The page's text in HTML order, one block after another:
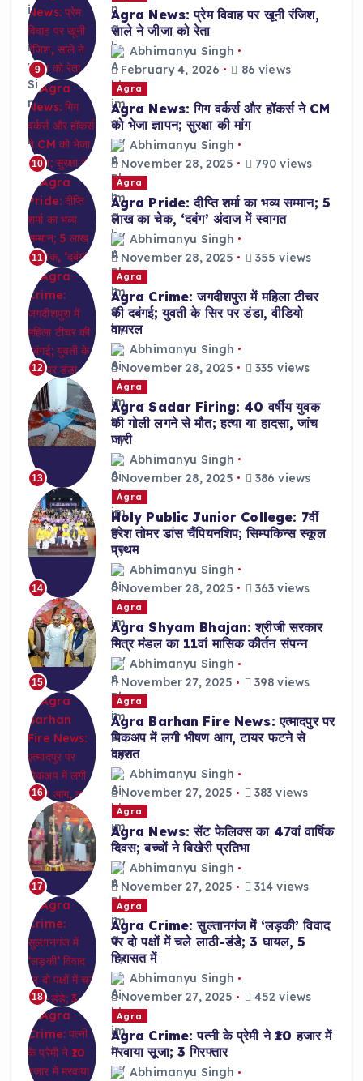
9
Agra News: प्रेम विवाह पर खूनी रंजिश,
साले ने जीजा को रेता
Abhimanyu Singh
February 4, 2026
86 views
10
Agra
Agra News: गिग वर्कर्स और हॉकर्स ने CM
को भेजा ज्ञापन; सुरक्षा की मांग
Abhimanyu Singh
November 28, 2025
790 views
11
Agra
Agra Pride: दीप्ति शर्मा का भव्य सम्मान; 5
लाख का चेक, ‘दबंग’ अंदाज में स्वागत
Abhimanyu Singh
November 28, 2025
355 views
12
Agra
Agra Crime: जगदीशपुरा में महिला टीचर
की दबंगई; युवती के सिर पर डंडा, वीडियो
वायरल
Abhimanyu Singh
November 28, 2025
335 views
13
Agra
Agra Sadar Firing: 40 वर्षीय युवक
की गोली लगने से मौत; हत्या या हादसा, जांच
जारी
Abhimanyu Singh
November 28, 2025
386 views
14
Agra
Holy Public Junior College: 7वीं
हरेश तोमर डांस चैंपियनशिप; सिम्पकिन्स स्कूल
प्रथम
Abhimanyu Singh
November 28, 2025
363 views
15
Agra
Agra Shyam Bhajan: श्रीजी सरकार
मित्र मंडल का 11वां मासिक कीर्तन संपन्न
Abhimanyu Singh
November 27, 2025
398 views
16
Agra
Agra Barhan Fire News: एत्मादपुर पर
पिकअप में लगी भीषण आग, टायर फटने से
दहशत
Abhimanyu Singh
November 27, 2025
383 views
17
Agra
Agra News: सेंट फेलिक्स का 47वां वार्षिक
दिवस; बच्चों ने बिखेरी प्रतिभा
Abhimanyu Singh
November 27, 2025
314 views
18
Agra
Agra Crime: सुल्तानगंज में ‘लड़की’ विवाद
पर दो पक्षों में चले लाठी-डंडे; 3 घायल, 5
हिरासत में
Abhimanyu Singh
November 27, 2025
452 views
Agra
Agra Crime: पत्नी के प्रेमी ने ₹10 हजार में
मरवाया सूजा; 3 गिरफ्तार
Abhimanyu Singh